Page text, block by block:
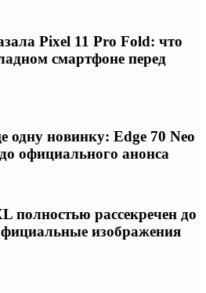
Pixel 11 Pro Fold: что
смартфоне перед
одну новинку: Edge 70 Neo
официального анонса
полностью рассекречен до
изображения